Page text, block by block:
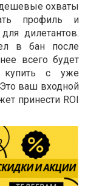
охваты
профиль и
дилетантов.
в бан после
всего будет
купить с уже
ваш входной
принести ROI